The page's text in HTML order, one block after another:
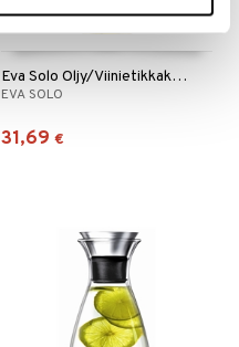
Eva Solo Oljy/Viinietikkakarahvi kaatonokalla
EVA SOLO
31,69 €